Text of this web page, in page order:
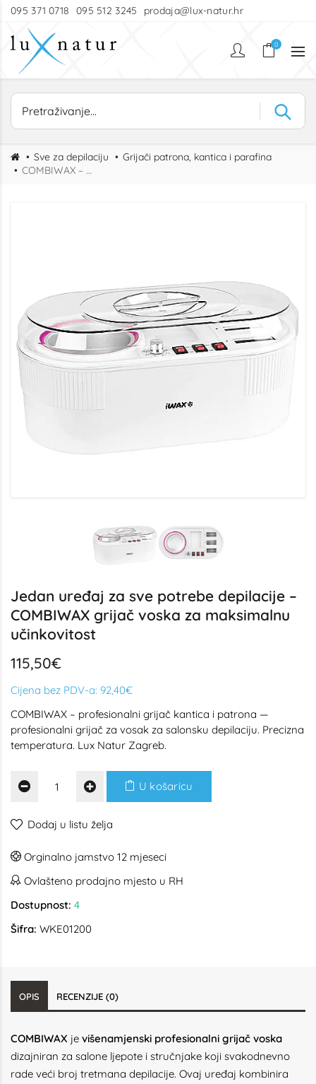
095 371 0718 095 512 3245 prodaja@lux-natur.hr
0
Sve za depilaciju
Grijači patrona, kantica i parafina
COMBIWAX – profesionalni grijač kantica i patrona
Jedan uređaj za sve potrebe depilacije –
COMBIWAX grijač voska za maksimalnu
učinkovitost
115,50€
Cijena bez PDV-a: 92,40€
COMBIWAX – profesionalni grijač kantica i patrona —
profesionalni grijač za vosak za salonsku depilaciju. Precizna
temperatura. Lux Natur Zagreb.
U košaricu
Dodaj u listu želja
Orginalno jamstvo 12 mjeseci
Ovlašteno prodajno mjesto u RH
Dostupnost: 4
Šifra: WKE01200
OPIS RECENZIJE (0)
COMBIWAX je višenamjenski profesionalni grijač voska
dizajniran za salone ljepote i stručnjake koji svakodnevno
rade veći broj tretmana depilacije. Ovaj uređaj kombinira